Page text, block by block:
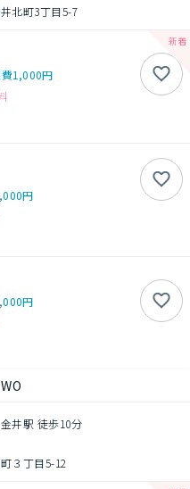
北町3丁目5-7
1,000円
円
円
井駅 徒歩10分
３丁目5-12